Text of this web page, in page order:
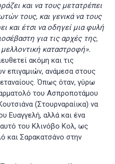
και να τους μετατρέπει
τους, και γενικά να τους
και έτσι να οδηγεί μια φυλή
για τις αρχές της,
μελλοντική καταστροφή».
ακόμη και τις
επιγαμιών, ανάμεσα στους
Όπως όταν, γύρω
του Ασπροποτάμου
(Στουρναραίικα) να
Ευαγγελή, αλλά και ένα
του Κλινόβο Κολ, ως
και Σαρακατσάνο στην